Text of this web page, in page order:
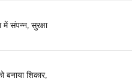
संपन्न, सुरक्षा
बनाया शिकार,